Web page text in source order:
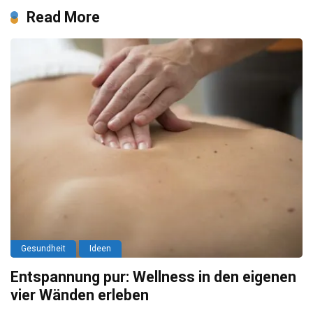
Read More
Gesundheit Ideen
Entspannung pur: Wellness in den eigenen
vier Wänden erleben